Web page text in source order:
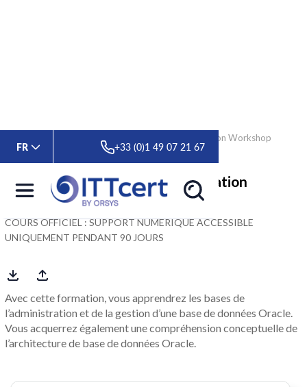
FR +33 (0)1 49 07 21 67
> Oracle Database 19C: Administration Workshop
Oracle Database 19C: Administration
Workshop
COURS OFFICIEL : SUPPORT NUMERIQUE ACCESSIBLE
UNIQUEMENT PENDANT 90 JOURS
Avec cette formation, vous apprendrez les bases de
l’administration et de la gestion d’une base de données Oracle.
Vous acquerrez également une compréhension conceptuelle de
l’architecture de base de données Oracle.